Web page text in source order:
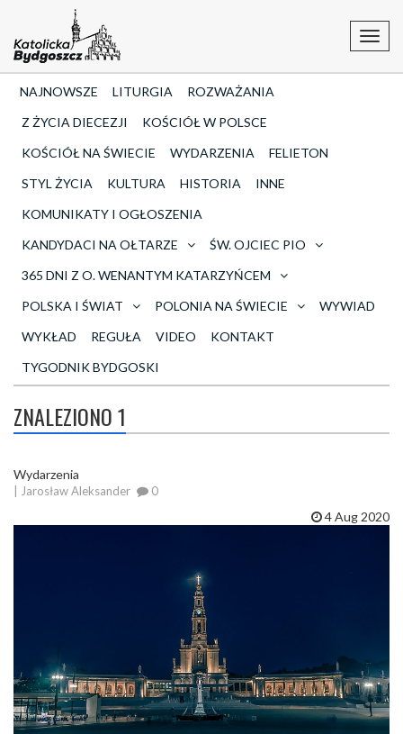
NAJNOWSZE LITURGIA
ROZWAŻANIA
Z ŻYCIA DIECEZJI
KOŚCIÓŁ W POLSCE
KOŚCIÓŁ NA ŚWIECIE
WYDARZENIA
FELIETON
STYL ŻYCIA
KULTURA HISTORIA
INNE
KOMUNIKATY I OGŁOSZENIA
KANDYDACI NA OŁTARZE
ŚW. OJCIEC PIO
365 DNI Z O. WENANTYM KATARZYŃCEM
POLSKA I ŚWIAT
POLONIA NA ŚWIECIE
WYWIAD
WYKŁAD
REGUŁA VIDEO
KONTAKT
TYGODNIK BYDGOSKI
ZNALEZIONO 1
Wydarzenia
| Jarosław Aleksander 0
4 Aug 2020